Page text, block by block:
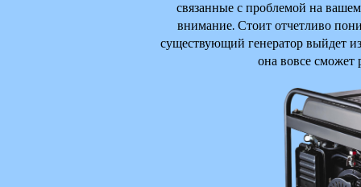
связанные с проблемой на
внимание. Стоит отчетливо
существующий генератор выйдет из
она вовсе